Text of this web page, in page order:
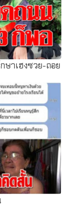
ษาเฮงซวย-ถอย